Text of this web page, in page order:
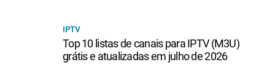
IPTV
Top 10 listas de canais para IPTV (M3U)
grátis e atualizadas em julho de 2026